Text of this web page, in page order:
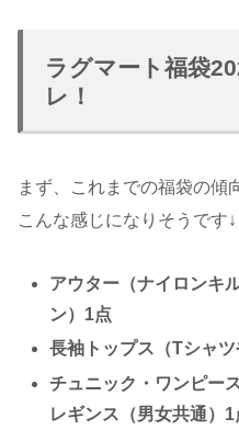
ラグマート福袋
レ！
まず、これまでの福袋の傾
こんな感じになりそうです↓
アウター（ナイロンキ
ン）1点
長袖トップス（Tシャ
チュニック・ワンピー
レギンス（男女共通）1